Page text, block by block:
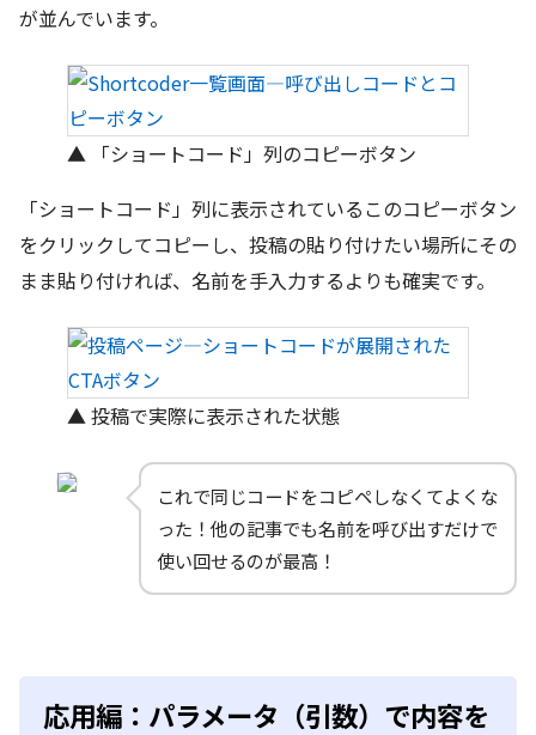
が並んでいます。
▲ 「ショートコード」列のコピーボタン
「ショートコード」列に表示されているこのコピーボタン
をクリックしてコピーし、投稿の貼り付けたい場所にその
まま貼り付ければ、名前を手入力するよりも確実です。
▲ 投稿で実際に表示された状態
これで同じコードをコピペしなくてよくな
った！他の記事でも名前を呼び出すだけで
使い回せるのが最高！
応用編：パラメータ（引数）で内容を